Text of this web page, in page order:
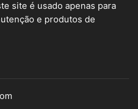
site é usado apenas para
e produtos de